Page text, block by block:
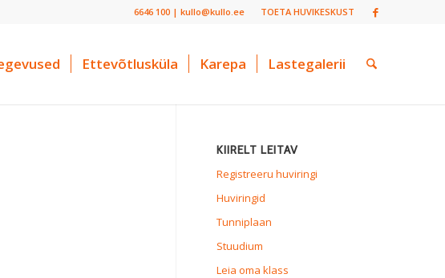
TOETA HUVIKESKUST
6646 100 | kullo@kullo.ee
Ettevõtlusküla Karepa Lastegalerii
KIIRELT LEITAV
Registreeru huviringi
Huviringid
Tunniplaan
Stuudium
Leia oma klass